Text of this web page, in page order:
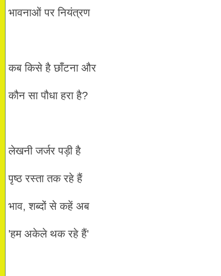
भावनाओं पर नियंत्रण
कब किसे है छाँटना और
कौन सा पौधा हरा है?
लेखनी जर्जर पड़ी है
पृष्ठ रस्ता तक रहे हैं
भाव, शब्दों से कहें अब
'हम अकेले थक रहे हैं'